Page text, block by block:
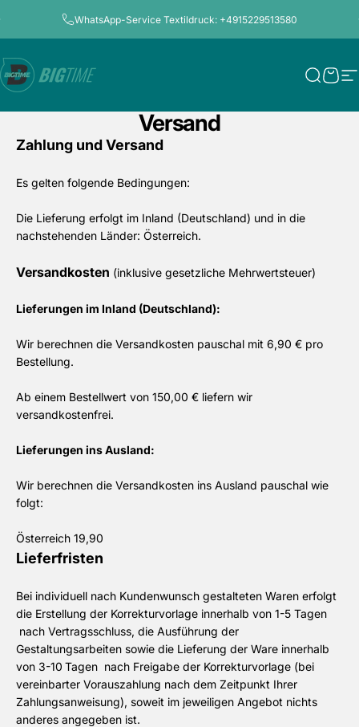
WhatsApp-Service Textildruck: +4915229513580
Bigtime.de Suche
Versand
Zahlung und Versand
Es gelten folgende Bedingungen:
Die Lieferung erfolgt im Inland (Deutschland) und in die
nachstehenden Länder: Österreich.
Versandkosten (inklusive gesetzliche Mehrwertsteuer)
Lieferungen im Inland (Deutschland):
Wir berechnen die Versandkosten pauschal mit 6,90 € pro
Bestellung.
Ab einem Bestellwert von 150,00 € liefern wir
versandkostenfrei.
Lieferungen ins Ausland:
Wir berechnen die Versandkosten ins Ausland pauschal wie
folgt:
Österreich 19,90
Lieferfristen
Bei individuell nach Kundenwunsch gestalteten Waren erfolgt
die Erstellung der Korrekturvorlage innerhalb von 1-5 Tagen
nach Vertragsschluss, die Ausführung der
Gestaltungsarbeiten sowie die Lieferung der Ware innerhalb
von 3-10 Tagen nach Freigabe der Korrekturvorlage (bei
vereinbarter Vorauszahlung nach dem Zeitpunkt Ihrer
Zahlungsanweisung), soweit im jeweiligen Angebot nichts
anderes angegeben ist.